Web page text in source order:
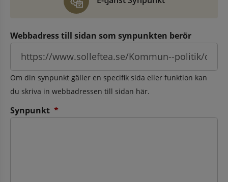
Webbadress till sidan som synpunkten berör
Om din synpunkt gäller en specifik sida eller funktion kan
du skriva in webbadressen till sidan här.
Synpunkt *